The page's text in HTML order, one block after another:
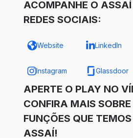
ACOMPANHE O
REDES SOCIAIS:
Website LinkedIn
Instagram Glassdoor
APERTE O PLAY NO
CONFIRA MAIS
FUNÇÕES QUE
ASSAÍ!